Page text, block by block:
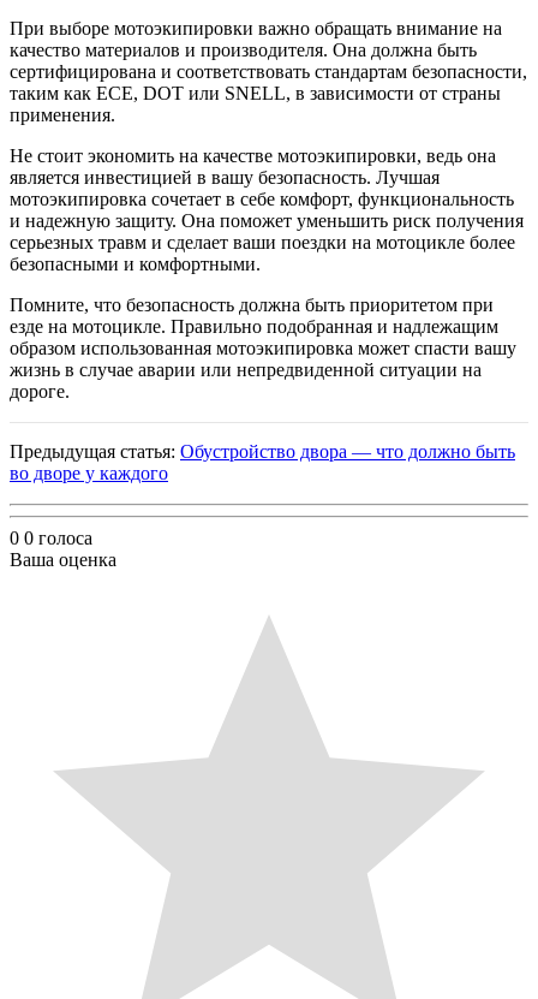
При выборе мотоэкипировки важно обращать внимание на
качество материалов и производителя. Она должна быть
сертифицирована и соответствовать стандартам безопасности,
таким как ECE, DOT или SNELL, в зависимости от страны
применения.
Не стоит экономить на качестве мотоэкипировки, ведь она
является инвестицией в вашу безопасность. Лучшая
мотоэкипировка сочетает в себе комфорт, функциональность
и надежную защиту. Она поможет уменьшить риск получения
серьезных травм и сделает ваши поездки на мотоцикле более
безопасными и комфортными.
Помните, что безопасность должна быть приоритетом при
езде на мотоцикле. Правильно подобранная и надлежащим
образом использованная мотоэкипировка может спасти вашу
жизнь в случае аварии или непредвиденной ситуации на
дороге.
Предыдущая статья: Обустройство двора — что должно быть
во дворе у каждого
0 0 голоса
Ваша оценка